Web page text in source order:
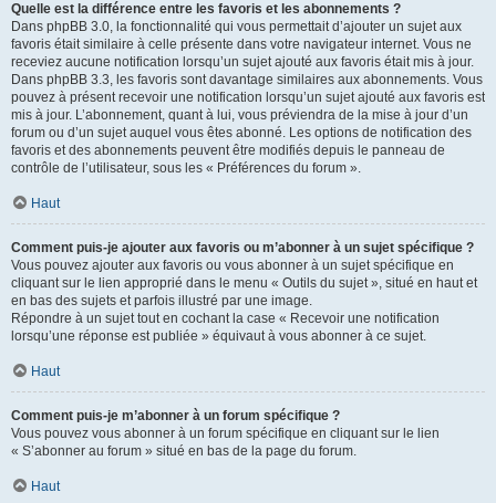
Quelle est la différence entre les favoris et les abonnements ?
Dans phpBB 3.0, la fonctionnalité qui vous permettait d’ajouter un sujet aux
favoris était similaire à celle présente dans votre navigateur internet. Vous ne
receviez aucune notification lorsqu’un sujet ajouté aux favoris était mis à jour.
Dans phpBB 3.3, les favoris sont davantage similaires aux abonnements. Vous
pouvez à présent recevoir une notification lorsqu’un sujet ajouté aux favoris est
mis à jour. L’abonnement, quant à lui, vous préviendra de la mise à jour d’un
forum ou d’un sujet auquel vous êtes abonné. Les options de notification des
favoris et des abonnements peuvent être modifiés depuis le panneau de
contrôle de l’utilisateur, sous les « Préférences du forum ».
Haut
Comment puis-je ajouter aux favoris ou m’abonner à un sujet spécifique ?
Vous pouvez ajouter aux favoris ou vous abonner à un sujet spécifique en
cliquant sur le lien approprié dans le menu « Outils du sujet », situé en haut et
en bas des sujets et parfois illustré par une image.
Répondre à un sujet tout en cochant la case « Recevoir une notification
lorsqu’une réponse est publiée » équivaut à vous abonner à ce sujet.
Haut
Comment puis-je m’abonner à un forum spécifique ?
Vous pouvez vous abonner à un forum spécifique en cliquant sur le lien
« S’abonner au forum » situé en bas de la page du forum.
Haut